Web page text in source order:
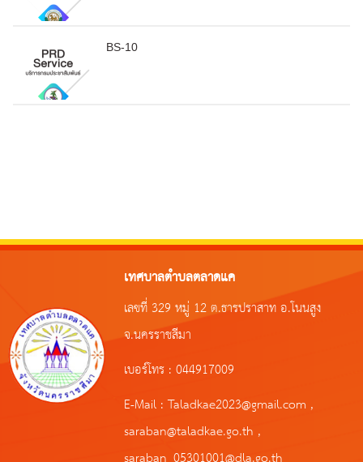
BS-10
เทศบาลตำบลตลาดแค
เลขที่ 329 หมู่ 12 ต.ธารปราสาท อ.โนนสูง
จ.นครราชสีมา
เบอร์โทร : 044917009
E-Mail :Taladkae2023@gmail.com ,
saraban@taladkae.go.th ,